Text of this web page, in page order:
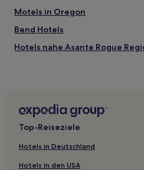
Motels in Oregon
Bend Hotels
Hotels nahe Asante Rogue
Hotels nahe Roxy Ann Peak and
Brookings Hotels
Hotels nahe Southern Oregon
Campus
Top-Reiseziele
Hotels in Deutschland
Hotels in den USA